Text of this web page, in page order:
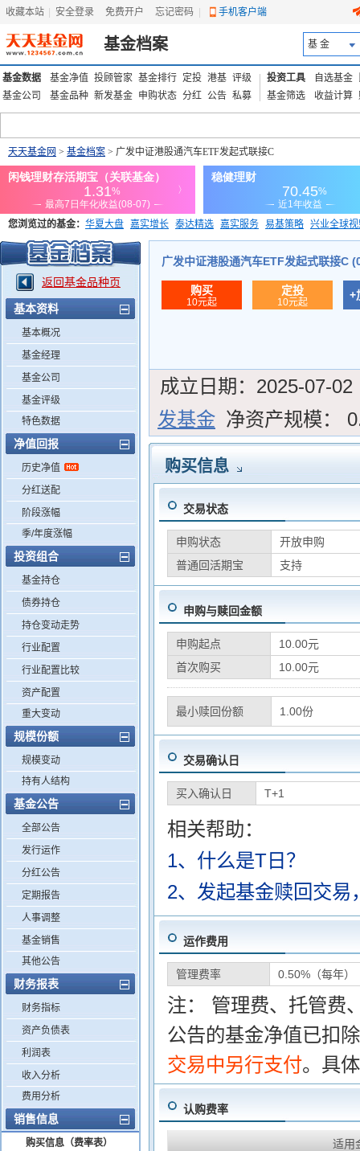
收藏本站 安全登录 免费开户 忘记密码 手机客户端
基金档案 基 金
基金数据 基金净值 投顾管家 基金排行 定投 港基 评级
基金公司
基金品种 新发基金 申购状态 分红 公告 私募
投资工具 自选基金
基金筛选
收益计算
天天基金网 > 基金档案 > 广发中证港股通汽车ETF发起式联接C
您浏览过的基金： 华夏大盘 嘉实增长 泰达精选 嘉实服务 易基策略 兴业全球
添富优势 华安宏利 上证180价值ETF
返回基金品种页
基本资料
基本概况
基金经理
基金公司
基金评级
特色数据
净值回报
历史净值
分红送配
阶段涨幅
季/年度涨幅
投资组合
基金持仓
债券持仓
持仓变动走势
行业配置
行业配置比较
资产配置
重大变动
规模份额
规模变动
持有人结构
基金公告
全部公告
发行运作
分红公告
定期报告
人事调整
基金销售
其他公告
财务报表
财务指标
资产负债表
利润表
收入分析
费用分析
销售信息
购买信息（费率表）
广发中证港股通汽车ETF发起式联接C
购买
10元起
定投
10元起
+
成立日期： 2025-07-02
发基金 净资产规模：
购买信息
交易状态
申购状态
开放申购
普通回活期宝
支持
申购与赎回金额
申购起点
10.00元
首次购买
10.00元
最小赎回份额 1.00份
交易确认日
买入确认日 T+1
相关帮助：
1、什么是T日？
2、发起基金赎回交易
运作费用
管理费率 0.50%（每年）
注： 管理费、托管费
公告的基金净值已扣
交易中另行支付。具
认购费率
适用